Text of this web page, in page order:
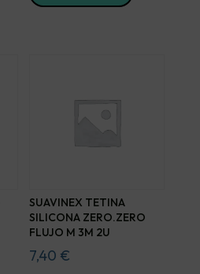
SUAVINEX TETINA
SILICONA ZERO.ZERO
FLUJO M 3M 2U
7,40 €